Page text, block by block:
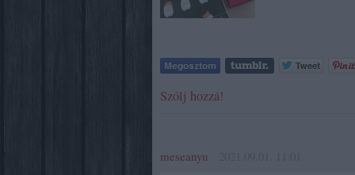
Szólj hozzá!
meseanyu